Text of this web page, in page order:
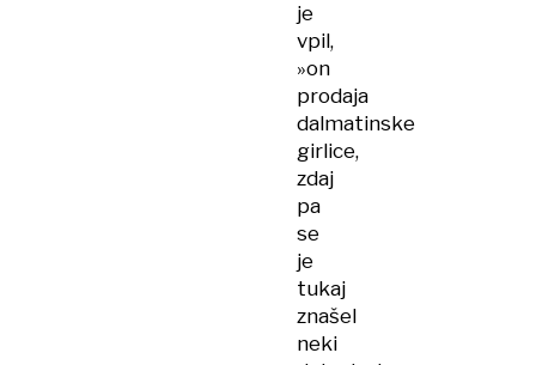
je
vpil,
»on
prodaja
dalmatinske
girlice,
zdaj
pa
se
je
tukaj
znašel
neki